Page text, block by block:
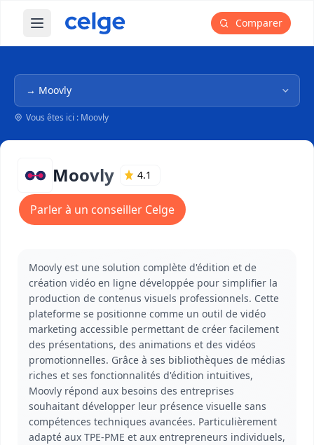
Ouvrir le menu principal Comparer
Navigation dans l'arborescence
Vous êtes ici : Moovly
Moovly 4.1
Parler à un conseiller Celge
Moovly est une solution complète d'édition et de
création vidéo en ligne développée pour simplifier la
production de contenus visuels professionnels. Cette
plateforme se positionne comme un outil de vidéo
marketing accessible permettant de créer facilement
des présentations, des animations et des vidéos
promotionnelles. Grâce à ses bibliothèques de médias
riches et ses fonctionnalités d'édition intuitives,
Moovly répond aux besoins des entreprises
souhaitant développer leur présence visuelle sans
compétences techniques avancées. Particulièrement
adapté aux TPE-PME et aux entrepreneurs individuels,